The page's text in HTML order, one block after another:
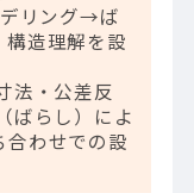
リング→ば
構造理解を設
法・公差反
ばらし）によ
合わせでの設